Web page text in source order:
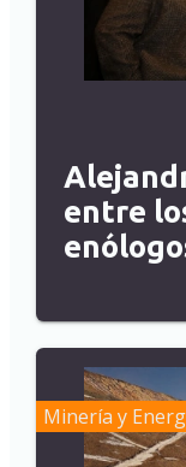
entre
Minería y